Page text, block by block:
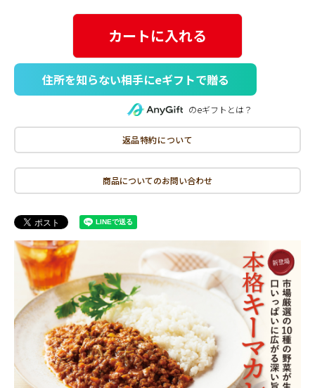
カートに入れる
住所を知らない相手にeギフトで贈る
のeギフトとは？
返品特約について
商品についてのお問い合わせ